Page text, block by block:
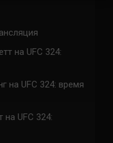
на UFC 324:
на UFC 324: время
UFC 324: